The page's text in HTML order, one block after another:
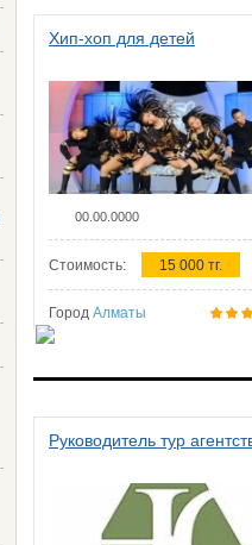
Хип-хоп для детей
00.00.0000
Стоимость: 15 000 тг.
Город Алматы
Руководитель тур